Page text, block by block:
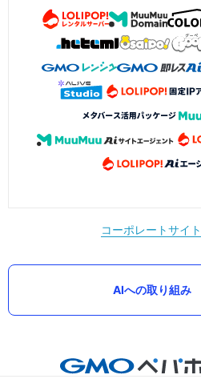
コーポレートサイト
AIへの取り組み